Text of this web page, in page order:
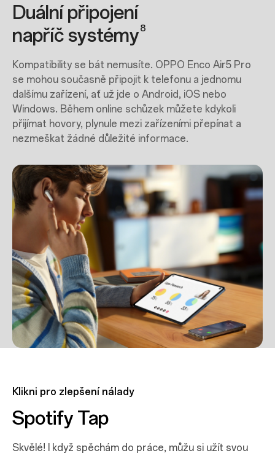
Duální připojení
napříč systémy8
Kompatibility se bát nemusíte. OPPO Enco Air5 Pro
se mohou současně připojit k telefonu a jednomu
dalšímu zařízení, ať už jde o Android, iOS nebo
Windows. Během online schůzek můžete kdykoli
přijímat hovory, plynule mezi zařízeními přepínat a
nezmeškat žádné důležité informace.
Klikni pro zlepšení nálady
Spotify Tap
Skvělé! I když spěchám do práce, můžu si užít svou